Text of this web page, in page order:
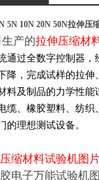
5N 10N 20N 50N拉伸压
产的拉伸压缩材
通过全数字控制器
降，完成试样的拉
料及制品的力学性
缆、橡胶塑料、纺
的理想测试设备。
缩材料试验机图